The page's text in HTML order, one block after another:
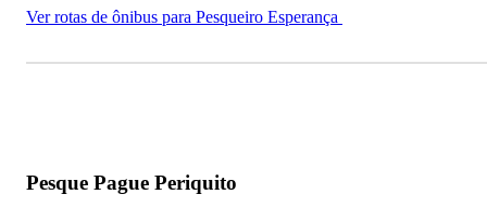
Ver rotas de ônibus para Pesqueiro Esperança
Pesque Pague Periquito